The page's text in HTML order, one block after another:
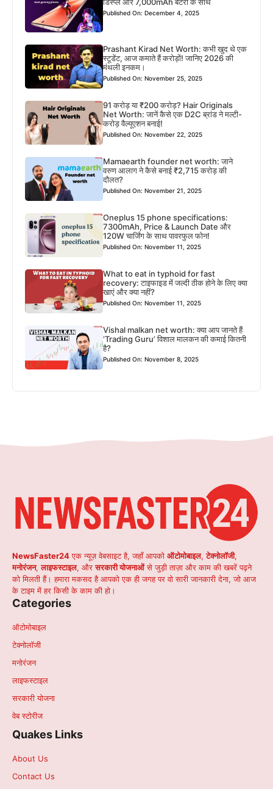
Published On: December 4, 2025
Prashant Kirad Net Worth: कभी खुद थे एक
स्टूडेंट, आज कमाते हैं करोड़ों! जानिए 2026 की
मंथली इनकम।
Published On: November 25, 2025
91 करोड़ या ₹200 करोड़? Hair Originals
Net Worth: जानें कैसे एक D2C ब्रांड ने मल्टी-
करोड़ वैल्यूएशन बनाई!
Published On: November 22, 2025
Mamaearth founder net worth: जाने
वरुण आलाग ने कैसे बनाई ₹2,715 करोड़ की
दौलत?
Published On: November 21, 2025
Oneplus 15 phone specifications:
7300mAh, Price & Launch Date और
120W चार्जिंग के साथ पावरफुल फोन!
Published On: November 11, 2025
What to eat in typhoid for fast
recovery: टाइफाइड में जल्दी ठीक होने के लिए क्या
खाएं और क्या नहीं?
Published On: November 11, 2025
Vishal malkan net worth: क्या आप जानते हैं
‘Trading Guru’ विशाल मालकन की कमाई कितनी
है?
Published On: November 8, 2025
NewsFaster24एक न्यूज़ वेबसाइट है, जहाँ आपको ऑटोमोबाइल,टेक्नोलॉजी,
मनोरंजन,लाइफस्टाइल, औरसरकारी योजनाओंसे जुड़ी ताज़ा और काम की खबरें पढ़ने
को मिलती हैं। हमारा मकसद है आपको एक ही जगह पर वो सारी जानकारी देना, जो आज
के टाइम में हर किसी के काम की हो।
Categories
ऑटोमोबाइल
टेक्नोलॉजी
मनोरंजन
लाइफस्टाइल
सरकारी योजना
वेब स्टोरीज
Quakes Links
About Us
Contact Us